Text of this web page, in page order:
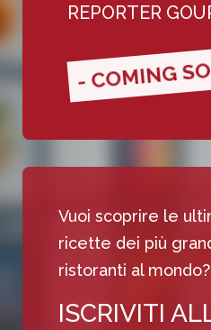
REPORTER
- COMING
Vuoi scoprire le
ricette dei più
ristoranti al mondo?
ISCRIVITI